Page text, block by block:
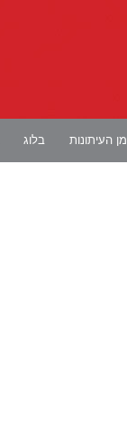
מן העיתונות בלוג